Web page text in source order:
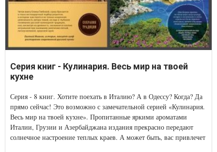
Серия книг - Кулинария. Весь мир на твоей
кухне
Серия - 8 книг. Хотите поехать в Италию? А в Одессу? Когда? Да
прямо сейчас! Это возможно с замечательной серией «Кулинария.
Весь мир на твоей кухне». Пропитанные яркими ароматами
Италии, Грузии и Азербайджана издания прекрасно передают
солнечное настроение теплых краев. А может быть, вас привлечет